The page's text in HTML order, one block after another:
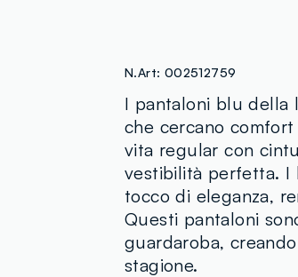
N.Art: 002512759
I pantaloni blu della
che cercano
vita regular con
vestibilità perfetta. I
tocco di eleganza,
Questi pantaloni
guardaroba,
stagione.